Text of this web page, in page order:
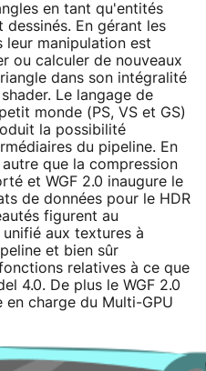
en tant qu'entités
En gérant les
leur manipulation est
ou calculer de nouveaux
dans son intégralité
Le langage de
monde (PS, VS et GS)
la possibilité
du pipeline. En
que la compression
et WGF 2.0 inaugure le
de données pour le HDR
figurent au
aux textures à
et bien sûr
relatives à ce que
4.0. De plus le WGF 2.0
charge du Multi-GPU